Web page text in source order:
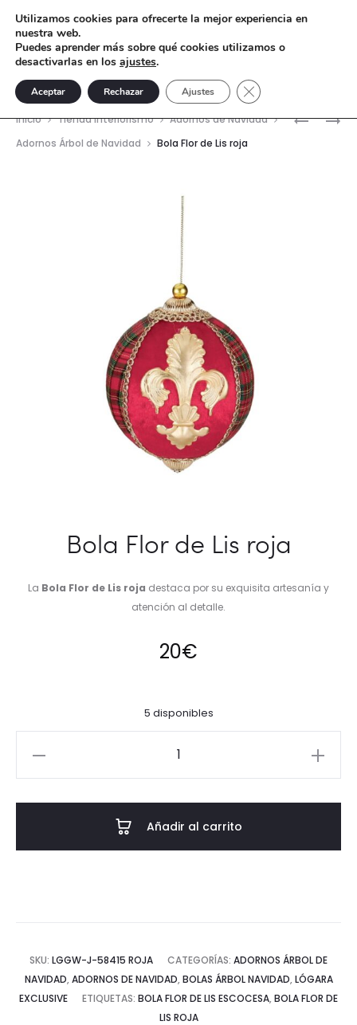
BOLA
BOLA
Inicio Tienda interiorismo
Adornos de Navidad
Adornos Árbol de Navidad
Bola Flor de Lis roja
Bola Flor de Lis roja
La Bola Flor de Lis roja destaca por su exquisita artesanía y
atención al detalle.
20€
5 disponibles
Añadir al carrito
SKU: LGGW-J-58415 ROJA CATEGORÍAS: ADORNOS ÁRBOL DE
NAVIDAD, ADORNOS DE NAVIDAD, BOLAS ÁRBOL NAVIDAD, LÓGARA
EXCLUSIVE
ETIQUETAS: BOLA FLOR DE LIS ESCOCESA, BOLA FLOR DE
LIS ROJA
Utilizamos cookies para ofrecerte la mejor experiencia en
nuestra web.
Puedes aprender más sobre qué cookies utilizamos o
desactivarlas en los ajustes.
Aceptar Rechazar Ajustes Cerrar el banner de